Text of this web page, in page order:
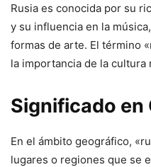
Rusia es conocida por su
y su influencia en la
formas de arte. El término
la importancia de la
Significado en
En el ámbito geográfico,
lugares o regiones que se